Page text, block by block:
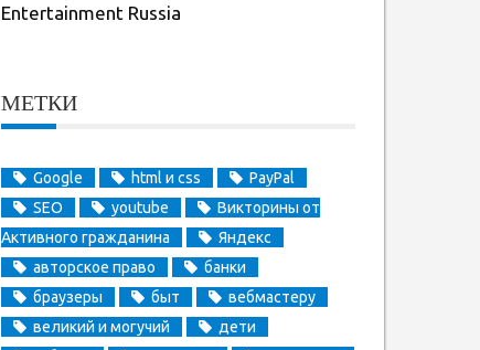
Entertainment Russia
МЕТКИ
Google html и css
PayPal
SEO
youtube
Викторины от
Активного гражданина
Яндекс
авторское право
банки
браузеры
быт
вебмастеру
великий и могучий
дети